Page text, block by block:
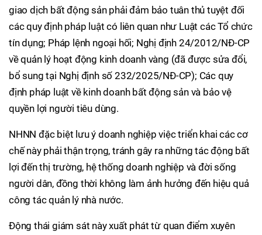
giao dịch bất động sản phải đảm bảo tuân thủ tuyệt đối
các quy định pháp luật có liên quan như Luật các Tổ chức
tín dụng; Pháp lệnh ngoại hối; Nghị định 24/2012/NĐ-CP
về quản lý hoạt động kinh doanh vàng (đã được sửa đổi,
bổ sung tại Nghị định số 232/2025/NĐ-CP); Các quy
định pháp luật về kinh doanh bất động sản và bảo vệ
quyền lợi người tiêu dùng.
NHNN đặc biệt lưu ý doanh nghiệp việc triển khai các cơ
chế này phải thận trọng, tránh gây ra những tác động bất
lợi đến thị trường, hệ thống doanh nghiệp và đời sống
người dân, đồng thời không làm ảnh hưởng đến hiệu quả
công tác quản lý nhà nước.
Động thái giám sát này xuất phát từ quan điểm xuyên